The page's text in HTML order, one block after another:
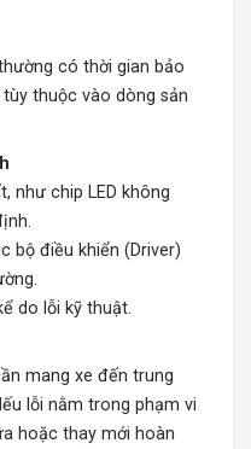
có thời gian bảo
thuộc vào dòng sản
như chip LED không
bộ điều khiển (Driver)
do lỗi kỹ thuật.
mang xe đến trung
lỗi nằm trong phạm vi
hoặc thay mới hoàn